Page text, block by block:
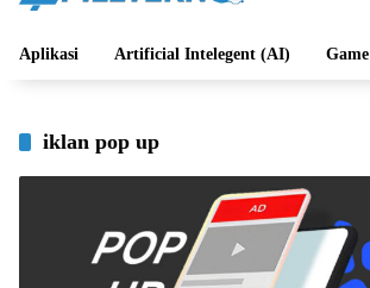
Aplikasi Artificial Intelegent (AI) Game
iklan pop up